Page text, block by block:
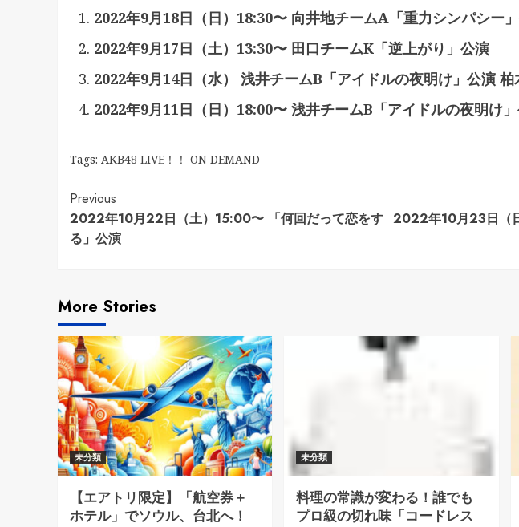
2022年9月18日（日）18:30〜 向井地チームA「重力シンパシー
2022年9月17日（土）13:30〜 田口チームK「逆上がり」公演
2022年9月14日（水） 浅井チームB「アイドルの夜明け」公演
2022年9月11日（日）18:00〜 浅井チームB「アイドルの夜明け
Tags: AKB48 LIVE！！ ON DEMAND
Continue
Reading
Previous
2022年10月22日（土）15:00〜 「何回だって恋をす
る」公演
2022年10月23日（
More Stories
未分類
【エアトリ限定】「航空券＋
ホテル」でソウル、台北へ！
未分類
料理の常識が変わる！誰でも
プロ級の切れ味「コードレス